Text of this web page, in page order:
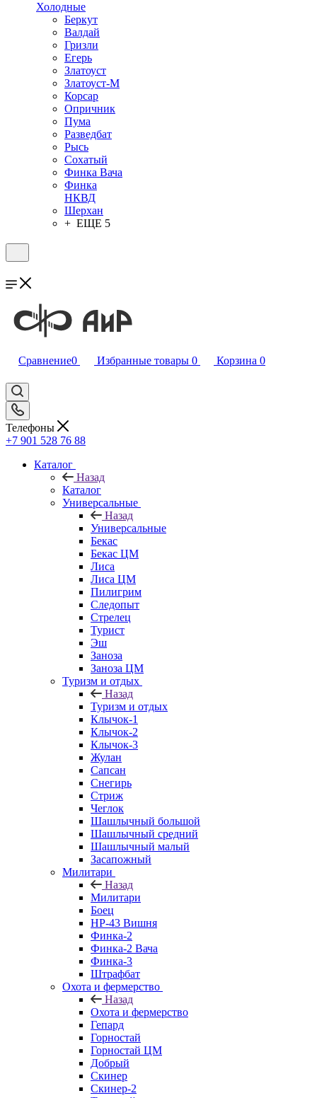
Холодные
Беркут
Валдай
Гризли
Егерь
Златоуст
Златоуст-М
Корсар
Опричник
Пума
Разведбат
Рысь
Сохатый
Финка Вача
Финка
НКВД
Шерхан
+ ЕЩЕ 5
Сравнение0 Избранные товары 0 Корзина 0
Телефоны
+7 901 528 76 88
Каталог
Назад
Каталог
Универсальные
Назад
Универсальные
Бекас
Бекас ЦМ
Лиса
Лиса ЦМ
Пилигрим
Следопыт
Стрелец
Турист
Эш
Заноза
Заноза ЦМ
Туризм и отдых
Назад
Туризм и отдых
Клычок-1
Клычок-2
Клычок-3
Жулан
Сапсан
Снегирь
Стриж
Чеглок
Шашлычный большой
Шашлычный средний
Шашлычный малый
Засапожный
Милитари
Назад
Милитари
Боец
НР-43 Вишня
Финка-2
Финка-2 Вача
Финка-3
Штрафбат
Охота и фермерство
Назад
Охота и фермерство
Гепард
Горностай
Горностай ЦМ
Добрый
Скинер
Скинер-2